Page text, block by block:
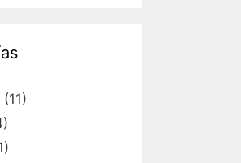
(11)